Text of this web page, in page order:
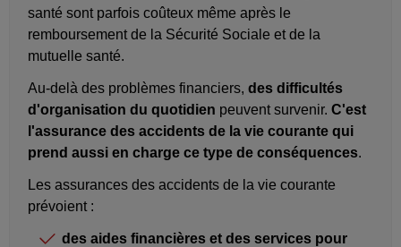
santé sont parfois coûteux même après le
remboursement de la Sécurité Sociale et de la
mutuelle santé.
Au-delà des problèmes financiers, des difficultés
d'organisation du quotidien peuvent survenir. C'est
l'assurance des accidents de la vie courante qui
prend aussi en charge ce type de conséquences.
Les assurances des accidents de la vie courante
prévoient :
des aides financières et des services pour